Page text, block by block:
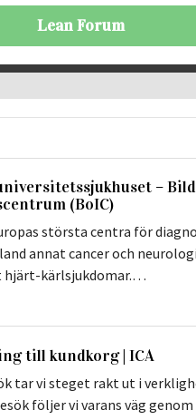
Lean Forum
–
(BoIC)
största centra för
annat cancer och
hjärt-kärlsjukdomar.…
till kundkorg | ICA
tar vi steget rakt ut i
följer vi varans väg